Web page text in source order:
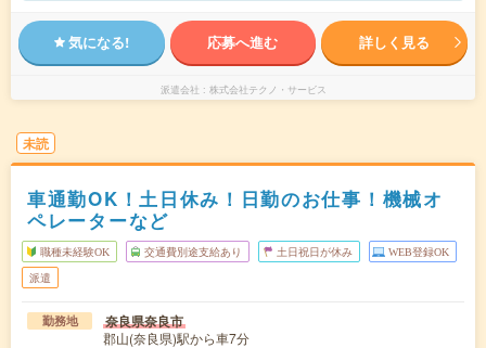
気になる! 応募へ進む 詳しく見る
派遣会社 株式会社テクノ・サービス
未読
車通勤OK！土日休み！日勤のお仕事！機械オ
ペレーターなど
職種未経験OK 交通費別途支給あり 土日祝日が休み WEB登録OK
派遣
勤務地 奈良県奈良市
郡山(奈良県)駅から車7分